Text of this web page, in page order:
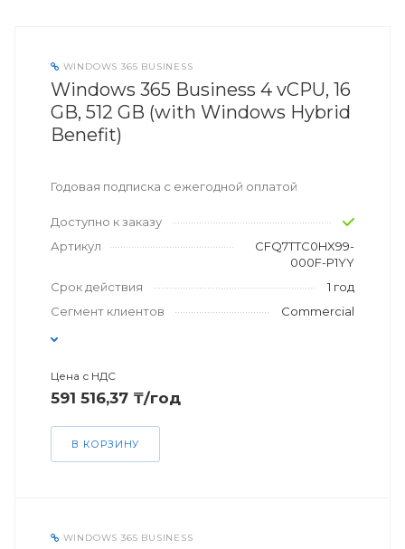
WINDOWS 365 BUSINESS
Windows 365 Business 4 vCPU, 16
GB, 512 GB (with Windows Hybrid
Benefit)
Годовая подписка с ежегодной оплатой
Доступно к заказу
Артикул
CFQ7TTC0HX99-
000F-P1YY
Срок действия
1 год
Сегмент клиентов
Commercial
Цена с НДС
591 516,37 ₸/год
В КОРЗИНУ
WINDOWS 365 BUSINESS